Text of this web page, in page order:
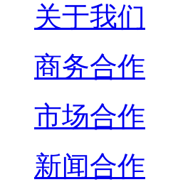
关于我们
商务合作
市场合作
新闻合作